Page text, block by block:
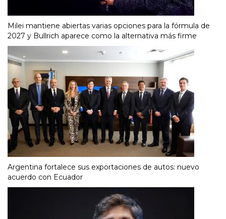
Milei mantiene abiertas varias opciones para la fórmula de
2027 y Bullrich aparece como la alternativa más firme
Argentina fortalece sus exportaciones de autos: nuevo
acuerdo con Ecuador